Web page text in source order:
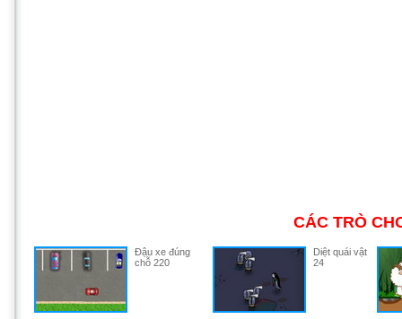
CÁC TRÒ
Đậu xe đúng
chỗ 220
Diệt quái vật
24